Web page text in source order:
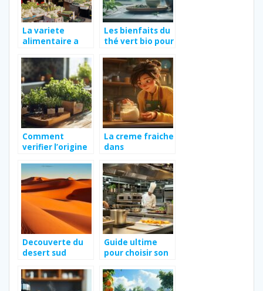
La variete
alimentaire a
l’innovation des
grossistes en
pleine expansion
Les bienfaits du
thé vert bio pour
l’environnement
Comment
verifier l’origine
biologiques lors
du choix d’un
fournisseur
La creme fraiche
dans
de la future
maman : ce qu’il
faut savoir
Decouverte du
desert sud
Guide ultime
pour choisir son
professionnel
CHR